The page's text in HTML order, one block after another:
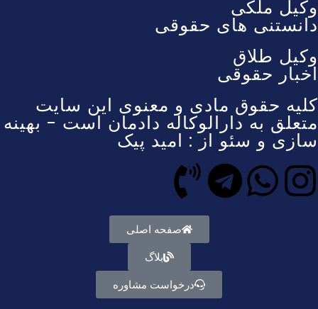
وکیل ملکی
دانستنی های حقوقی
وکیل طلاق
اخبار حقوقی
کلیه حقوق مادی و معنوی این سایت
متعلق به دارالوکاله دادمان است - بهینه
سازی و سئو از : امید پیک
صفحه اصلی
بلاگ
درخواست مشاوره